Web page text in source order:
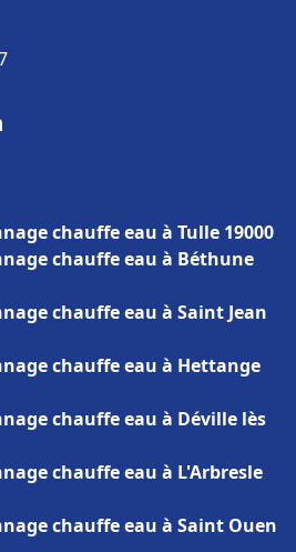
chauffe eau à Tulle 19000
chauffe eau à Béthune
chauffe eau à Saint Jean
chauffe eau à Hettange
chauffe eau à Déville lès
chauffe eau à L'Arbresle
chauffe eau à Saint Ouen